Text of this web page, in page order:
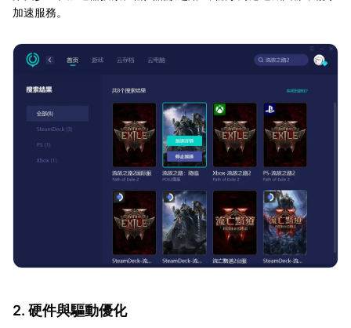
加速服務。
2. 硬件與驅動優化